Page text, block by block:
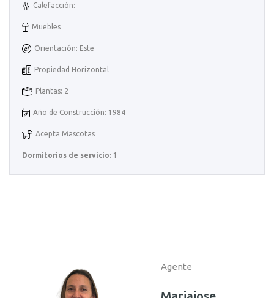
Calefacción:
Muebles
Orientación: Este
Propiedad Horizontal
Plantas: 2
Año de Construcción: 1984
Acepta Mascotas
Dormitorios de servicio: 1
Agente